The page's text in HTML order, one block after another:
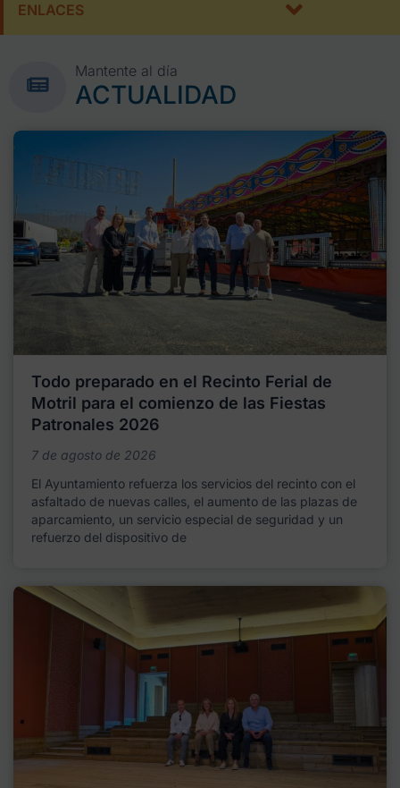
ENLACES
Mantente al día
ACTUALIDAD
Todo preparado en el Recinto Ferial de
Motril para el comienzo de las Fiestas
Patronales 2026
7 de agosto de 2026
El Ayuntamiento refuerza los servicios del recinto con el
asfaltado de nuevas calles, el aumento de las plazas de
aparcamiento, un servicio especial de seguridad y un
refuerzo del dispositivo de